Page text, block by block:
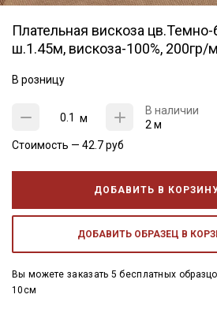
Плательная вискоза
ш.1.45м, вискоза-100%, 200гр/
В розницу
м
В наличии
2 м
Стоимость — 42.7руб
ДОБАВИТЬ В
ДОБАВИТЬ ОБРАЗЕЦ В
Вы можете заказать 5 бесплатных
10см